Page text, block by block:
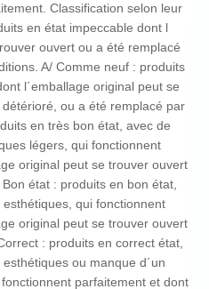
Classification selon leur
en état impeccable dont l
ouvert ou a été remplacé
A/ Comme neuf : produits
l´emballage original peut se
ou a été remplacé par
en très bon état, avec de
légers, qui fonctionnent
original peut se trouver ouvert
état : produits en bon état,
qui fonctionnent
original peut se trouver ouvert
: produits en correct état,
ou manque d´un
parfaitement et dont